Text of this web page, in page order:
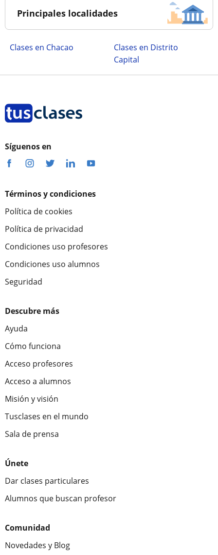
Principales localidades
Clases en Chacao
Clases en Distrito
Capital
Síguenos en
Términos y condiciones
Política de cookies
Política de privacidad
Condiciones uso profesores
Condiciones uso alumnos
Seguridad
Descubre más
Ayuda
Cómo funciona
Acceso profesores
Acceso a alumnos
Misión y visión
Tusclases en el mundo
Sala de prensa
Únete
Dar clases particulares
Alumnos que buscan profesor
Comunidad
Novedades y Blog